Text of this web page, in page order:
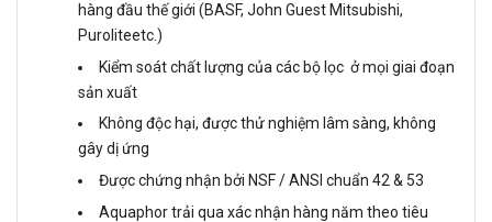
hàng đầu thế giới (BASF, John Guest Mitsubishi,
Puroliteetc.)
Kiểm soát chất lượng của các bộ lọc ở mọi giai đoạn
sản xuất
Không độc hại, được thử nghiệm lâm sàng, không
gây dị ứng
Được chứng nhận bởi NSF / ANSI chuẩn 42 & 53
Aquaphor trải qua xác nhận hàng năm theo tiêu